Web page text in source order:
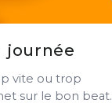
journée
vite ou trop
sur le bon beat.